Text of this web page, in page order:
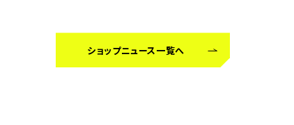
ショップニュース一覧へ